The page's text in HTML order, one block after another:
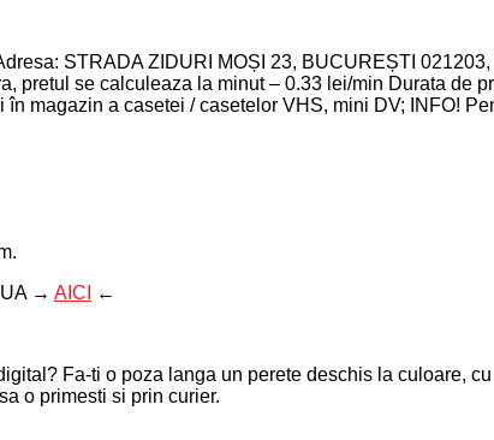
→ AICI
←
Fa-ti o poza langa un perete deschis la culoare,
o primesti si prin curier.